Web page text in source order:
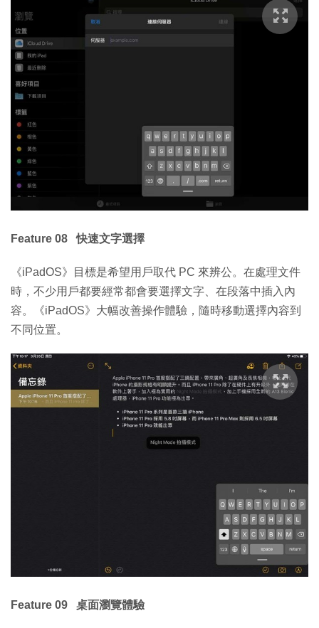
Feature 08 快速文字選擇
《iPadOS》目標是希望用戶取代 PC 來辨公。在處理文件
時，不少用戶都要經常都會要選擇文字、在段落中插入內
容。《iPadOS》大幅改善操作體驗，隨時移動選擇內容到
不同位置。
Feature 09 桌面瀏覽體驗